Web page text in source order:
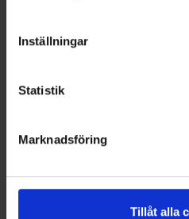
Inställningar
Statistik
Marknadsföring
Tillåt alla